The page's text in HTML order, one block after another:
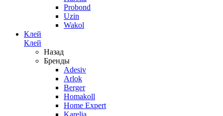
Probond
Uzin
Wakol
Клей
Клей
Назад
Бренды
Adesiv
Arlok
Berger
Homakoll
Home Expert
Karelia